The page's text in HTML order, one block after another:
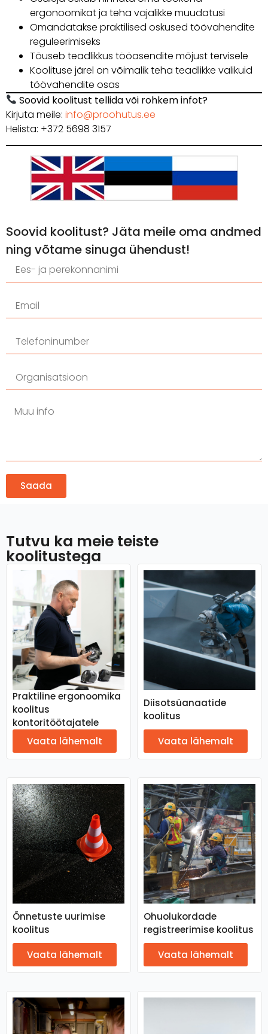
ergonoomikat ja teha vajalikke muudatusi
Omandatakse praktilised oskused töövahendite
reguleerimiseks
Tõuseb teadlikkus tööasendite mõjust tervisele
Koolituse järel on võimalik teha teadlikke valikuid
töövahendite osas
Soovid koolitust tellida või rohkem infot?
Kirjuta meile: info@proohutus.ee
Helista: +372 5698 3157
Soovid koolitust? Jäta meile oma andmed
ning võtame sinuga ühendust!
Saada
Tutvu ka meie teiste
koolitustega
Praktiline ergonoomika
koolitus
kontoritöötajatele
Vaata lähemalt
Diisotsüanaatide
koolitus
Vaata lähemalt
Õnnetuste uurimise
koolitus
Vaata lähemalt
Ohuolukordade
registreerimise koolitus
Vaata lähemalt